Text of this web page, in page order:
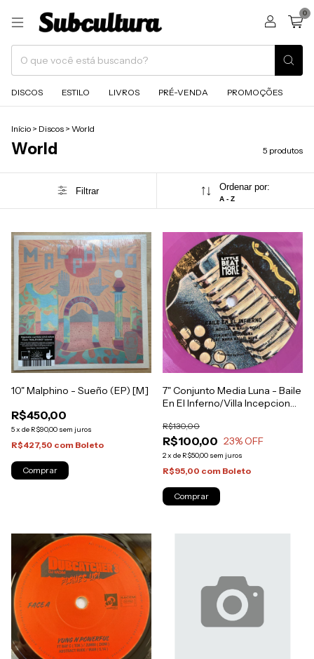
0
DISCOS ESTILO LIVROS PRÉ-VENDA PROMOÇÕES
Início > Discos > World
World 5 produtos
Filtrar Ordenar por:
A - Z
10" Malphino - Sueño (EP) [M]
R$450,00
5x de R$90,00 sem juros
R$427,50 com Boleto
7" Conjunto Media Luna - Baile
En El Inferno/Villa Incepcion
R$100,00
R$130,00
23% OFF
2x de R$50,00 sem juros
R$95,00 com Boleto